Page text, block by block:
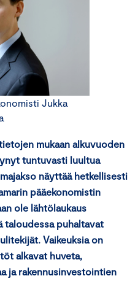
Jukka
mukaan alkuvuoden
tuntuvasti luultua
näyttää hetkellisesti
pääekonomistin
ole lähtölaukaus
taloudessa puhaltavat
Vaikeuksia on
alkavat huveta,
ja rakennusinvestointien